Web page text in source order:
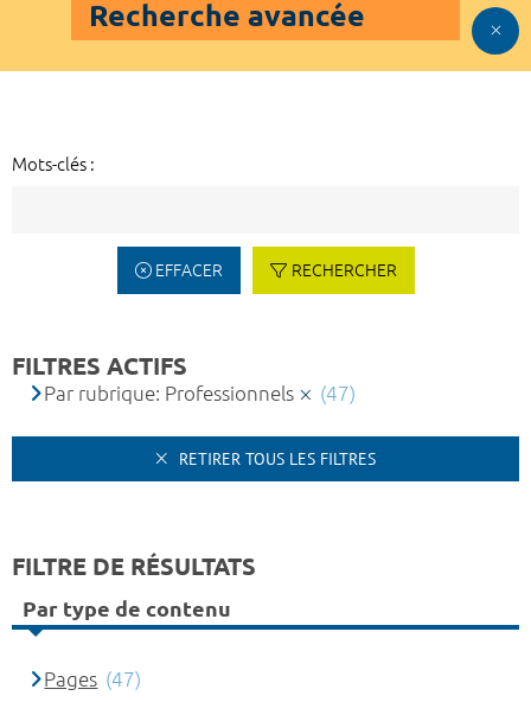
Recherche avancée
Mots-clés :
EFFACER RECHERCHER
FILTRES ACTIFS
Par rubrique: Professionnels (47)
RETIRER TOUS LES FILTRES
FILTRE DE RÉSULTATS
Par type de contenu
Pages (47)